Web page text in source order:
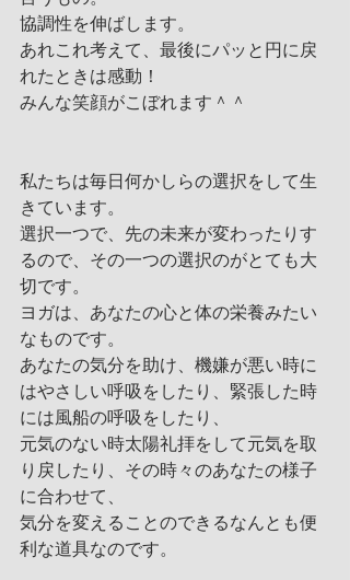
協調性を伸ばします。
あれこれ考えて、最後にパッと円に戻
れたときは感動！
みんな笑顔がこぼれます＾＾
私たちは毎日何かしらの選択をして生
きています。
選択一つで、先の未来が変わったりす
るので、その一つの選択のがとても大
切です。
ヨガは、あなたの心と体の栄養みたい
なものです。
あなたの気分を助け、機嫌が悪い時に
はやさしい呼吸をしたり、緊張した時
には風船の呼吸をしたり、
元気のない時太陽礼拝をして元気を取
り戻したり、その時々のあなたの様子
に合わせて、
気分を変えることのできるなんとも便
利な道具なのです。